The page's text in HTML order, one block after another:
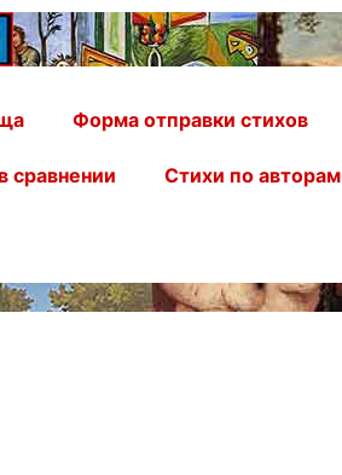
Форма отправки стихов
сравнении Стихи по авторам